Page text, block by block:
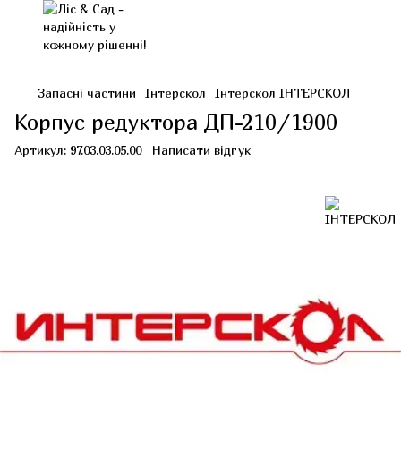
Запасні частини Інтерскол Інтерскол ІНТЕРСКОЛ
Корпус редуктора ДП-210/1900
Артикул: 97.03.03.05.00 Написати відгук